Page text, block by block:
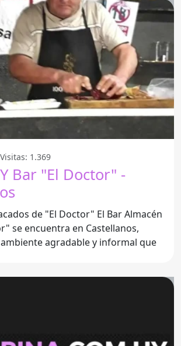
1.369
Bar "El Doctor" -
"El Doctor" El Bar Almacén
se encuentra en Castellanos,
agradable y informal que